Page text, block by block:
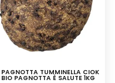
PAGNOTTA TUMMINELLA CIOK
BIO PAGNOTTA È SALUTE 1KG